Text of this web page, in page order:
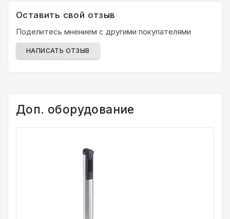
Оставить свой отзыв
Поделитесь мнением с другими покупателями
НАПИСАТЬ ОТЗЫВ
Доп. оборудование